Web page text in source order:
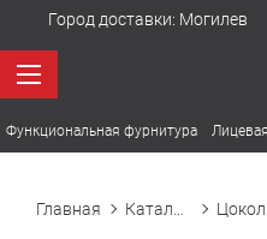
Город доставки: Могилев
Функциональная фурнитура
Главная